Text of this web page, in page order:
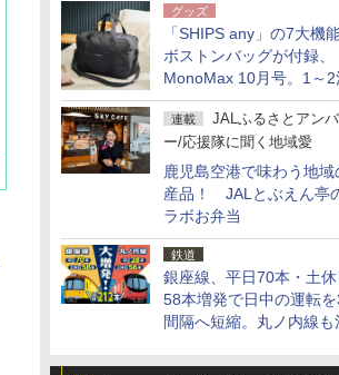
グッズ
「SHIPS any」の7大機
ボストンバッグが付録、
MonoMax 10月号。1～2
荷物、キャリーオンも可
連載
JALふるさとアン
ー/応援隊に聞く地域愛
鹿児島空港で味わう地域
産品！ JALとぶえん亭
ラボお弁当
鉄道
銀座線、平日70本・土休
58本増発で日中の運転
間隔へ短縮。丸ノ内線も